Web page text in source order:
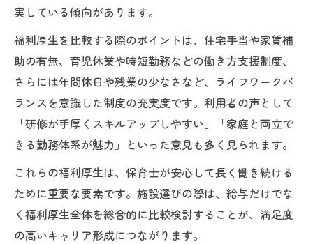
実している傾向があります。
福利厚生を比較する際のポイントは、住宅手当や家賃補
助の有無、育児休業や時短勤務などの働き方支援制度、
さらには年間休日や残業の少なさなど、ライフワークバ
ランスを意識した制度の充実度です。利用者の声として
「研修が手厚くスキルアップしやすい」「家庭と両立で
きる勤務体系が魅力」といった意見も多く見られます。
これらの福利厚生は、保育士が安心して長く働き続ける
ために重要な要素です。施設選びの際は、給与だけでな
く福利厚生全体を総合的に比較検討することが、満足度
の高いキャリア形成につながります。